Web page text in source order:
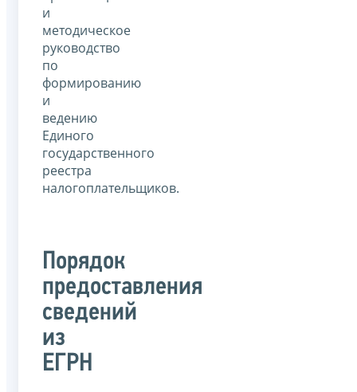
и
методическое
руководство
по
формированию
и
ведению
Единого
государственного
реестра
налогоплательщиков.
Порядок
предоставления
сведений
из
ЕГРН